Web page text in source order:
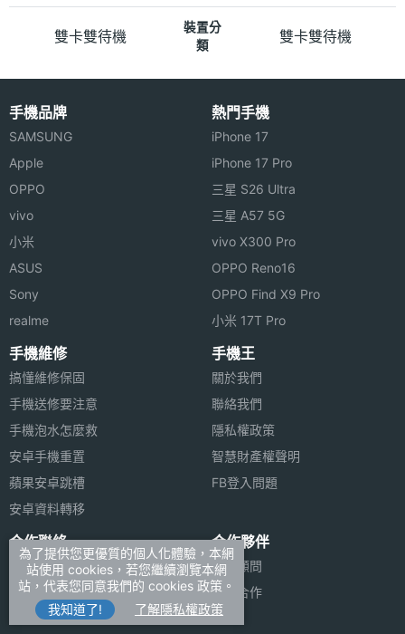
雙卡雙待機
裝置分
類
雙卡雙待機
手機品牌
SAMSUNG
Apple
OPPO
vivo
小米
ASUS
Sony
realme
熱門手機
iPhone 17
iPhone 17 Pro
三星 S26 Ultra
三星 A57 5G
vivo X300 Pro
OPPO Reno16
OPPO Find X9 Pro
小米 17T Pro
手機維修
搞懂維修保固
手機送修要注意
手機泡水怎麼救
安卓手機重置
蘋果安卓跳槽
安卓資料轉移
手機王
關於我們
聯絡我們
隱私權政策
智慧財產權聲明
FB登入問題
合作聯絡
廣告刊登
加入商店報價
新聞聯絡
合作夥伴
法律顧問
媒體合作
為了提供您更優質的個人化體驗，本網
站使用 cookies，若您繼續瀏覽本網
站，代表您同意我們的 cookies 政策。
我知道了!
了解隱私權政策